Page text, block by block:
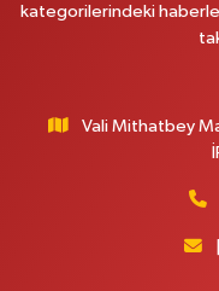
0 (432) 212 66 67
Hatuniye Mahallesi, Güven
Kışla Mahallesi, Çınarlı
kategorilerindeki
Vali Mithatbey